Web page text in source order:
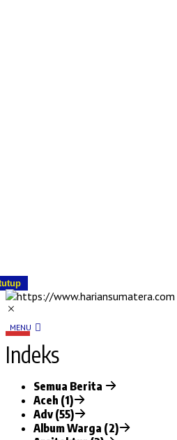
MENU
Indeks
Semua Berita
Aceh (1)
Adv (55)
Album Warga (2)